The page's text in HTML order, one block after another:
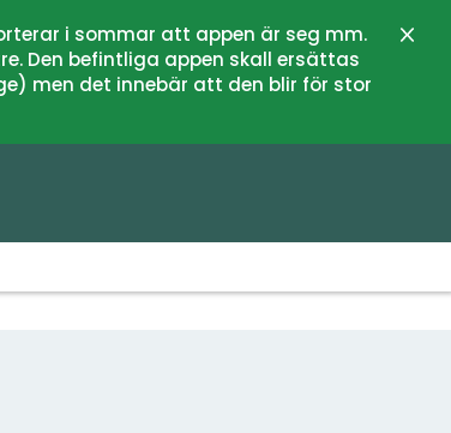
i sommar att appen är seg mm.
Den befintliga appen skall ersättas
men det innebär att den blir för stor